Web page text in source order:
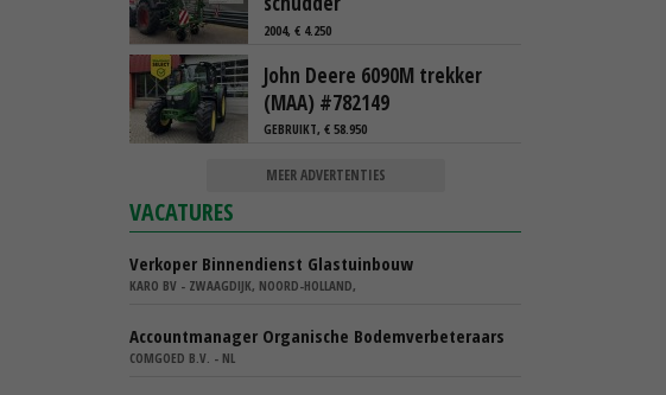
2004, € 4.250
John Deere 6090M trekker
(MAA) #782149
GEBRUIKT, € 58.950
MEER ADVERTENTIES
VACATURES
Verkoper Binnendienst Glastuinbouw
KARO BV - ZWAAGDIJK, NOORD-HOLLAND,
Accountmanager Organische Bodemverbeteraars
COMGOED B.V. - NL